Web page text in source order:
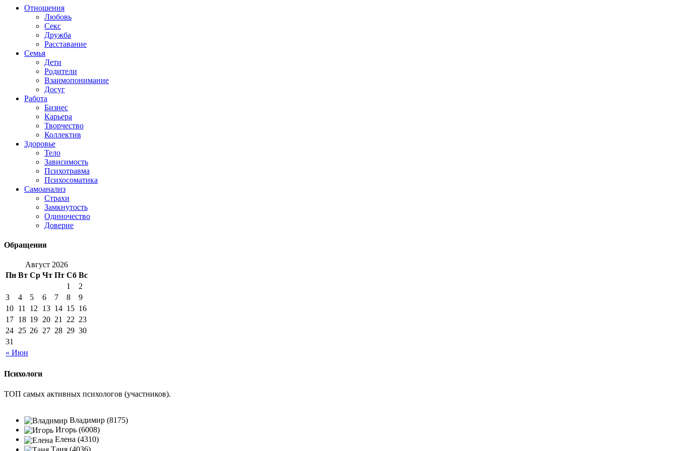
Отношения
Любовь
Секс
Дружба
Расставание
Семья
Дети
Родители
Взаимопонимание
Досуг
Работа
Бизнес
Карьера
Творчество
Коллектив
Здоровье
Тело
Зависимость
Психотравма
Психосоматика
Самоанализ
Страхи
Замкнутость
Одиночество
Доверие
Обращения
Август 2026
Пн Вт Ср Чт Пт Сб Вс
« Июн
1
2
3
4 5 6 7 8
9
10 11 12 13 14 15 16
17 18 19 20 21 22 23
24 25 26 27 28 29 30
31
Психологи
ТОП самых активных психологов (участников).
Владимир (8175)
Игорь (6008)
Елена (4310)
Таня (4036)